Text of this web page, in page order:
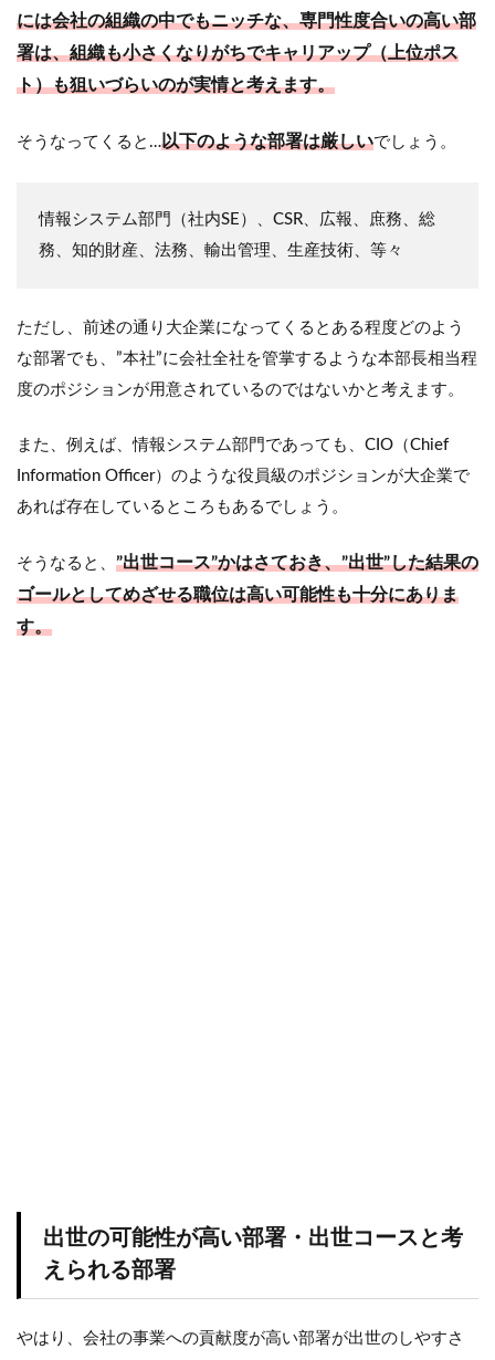
には会社の組織の中でもニッチな、専門性度合いの高い部
署は、組織も小さくなりがちでキャリアップ（上位ポス
ト）も狙いづらいのが実情と考えます。
そうなってくると…以下のような部署は厳しいでしょう。
情報システム部門（社内SE）、CSR、広報、庶務、総
務、知的財産、法務、輸出管理、生産技術、等々
ただし、前述の通り大企業になってくるとある程度どのよう
な部署でも、”本社”に会社全社を管掌するような本部長相当程
度のポジションが用意されているのではないかと考えます。
また、例えば、情報システム部門であっても、CIO（Chief
Information Officer）のような役員級のポジションが大企業で
あれば存在しているところもあるでしょう。
そうなると、 ”出世コース”かはさておき、”出世”した結果の
ゴールとしてめざせる職位は高い可能性も十分にありま
す。
出世の可能性が高い部署・出世コースと考
えられる部署
やはり、会社の事業への貢献度が高い部署が出世のしやすさ